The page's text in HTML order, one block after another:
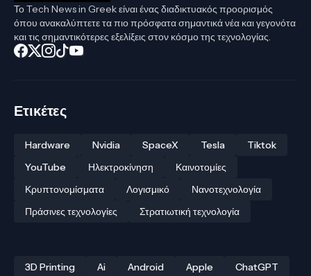
Το Tech News in Greek είναι ένας διαδικτυακός προορισμός
όπου ανακαλύπτετε τα πιο πρόσφατα σημαντικά νέα και γεγονότα
και τις σημαντικότερες εξελίξεις στον κόσμο της τεχνολογίας.
Ετικέτες
Hardware Nvidia SpaceX Tesla
Tiktok
YouTube
Ηλεκτροκίνηση
Καινοτομίες
Κρυπτονομίσματα
Λογισμικό
Νανοτεχνολογία
Πράσινες τεχνολογίες
Στρατιωτική τεχνολογία
3D Printing Ai Android Apple
ChatGPT